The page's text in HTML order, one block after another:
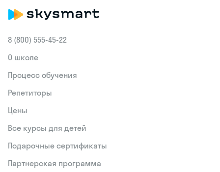
8 (800) 555‑45-22
О школе
Процесс обучения
Репетиторы
Цены
Все курсы для детей
Подарочные сертификаты
Партнерская программа